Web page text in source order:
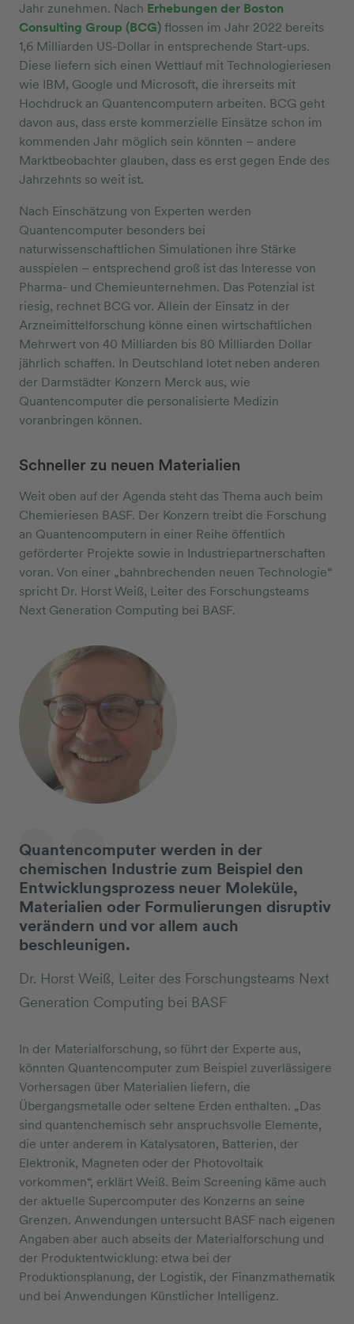
Jahr zunehmen. Nach Erhebungen der Boston
Consulting Group (BCG) flossen im Jahr 2022 bereits
1,6 Milliarden US-Dollar in entsprechende Start-ups.
Diese liefern sich einen Wettlauf mit Technologieriesen
wie IBM, Google und Microsoft, die ihrerseits mit
Hochdruck an Quantencomputern arbeiten. BCG geht
davon aus, dass erste kommerzielle Einsätze schon im
kommenden Jahr möglich sein könnten – andere
Marktbeobachter glauben, dass es erst gegen Ende des
Jahrzehnts so weit ist.
Nach Einschätzung von Experten werden
Quantencomputer besonders bei
naturwissenschaftlichen Simulationen ihre Stärke
ausspielen – entsprechend groß ist das Interesse von
Pharma- und Chemieunternehmen. Das Potenzial ist
riesig, rechnet BCG vor. Allein der Einsatz in der
Arzneimittelforschung könne einen wirtschaftlichen
Mehrwert von 40 Milliarden bis 80 Milliarden Dollar
jährlich schaffen. In Deutschland lotet neben anderen
der Darmstädter Konzern Merck aus, wie
Quantencomputer die personalisierte Medizin
voranbringen können.
Schneller zu neuen Materialien
Weit oben auf der Agenda steht das Thema auch beim
Chemieriesen BASF. Der Konzern treibt die Forschung
an Quantencomputern in einer Reihe öffentlich
geförderter Projekte sowie in Industriepartnerschaften
voran. Von einer „bahnbrechenden neuen Technologie“
spricht Dr. Horst Weiß, Leiter des Forschungsteams
Next Generation Computing bei BASF.
Quantencomputer werden in der
chemischen Industrie zum Beispiel den
Entwicklungsprozess neuer Moleküle,
Materialien oder Formulierungen disruptiv
verändern und vor allem auch
beschleunigen.
Dr. Horst Weiß, Leiter des Forschungsteams Next
Generation Computing bei BASF
In der Materialforschung, so führt der Experte aus,
könnten Quantencomputer zum Beispiel zuverlässigere
Vorhersagen über Materialien liefern, die
Übergangsmetalle oder seltene Erden enthalten. „Das
sind quantenchemisch sehr anspruchsvolle Elemente,
die unter anderem in Katalysatoren, Batterien, der
Elektronik, Magneten oder der Photovoltaik
vorkommen“, erklärt Weiß. Beim Screening käme auch
der aktuelle Supercomputer des Konzerns an seine
Grenzen. Anwendungen untersucht BASF nach eigenen
Angaben aber auch abseits der Materialforschung und
der Produktentwicklung: etwa bei der
Produktionsplanung, der Logistik, der Finanzmathematik
und bei Anwendungen Künstlicher Intelligenz.